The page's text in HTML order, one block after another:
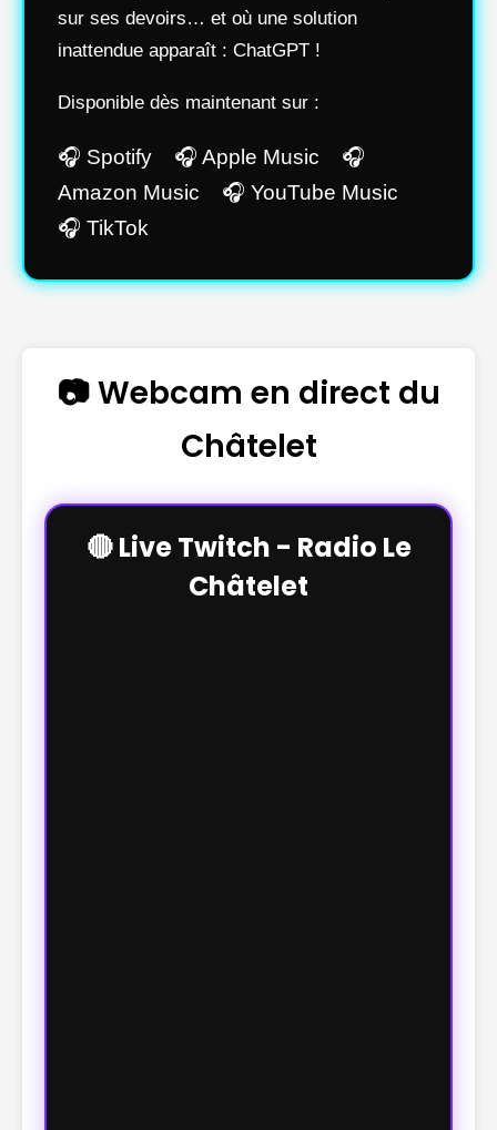
sur ses devoirs… et où une solution
inattendue apparaît : ChatGPT !
Disponible dès maintenant sur :
🎧 Spotify 🎧 Apple Music 🎧
Amazon Music 🎧 YouTube Music
🎧 TikTok
📷 Webcam en direct du
Châtelet
🔴 Live Twitch - Radio Le
Châtelet